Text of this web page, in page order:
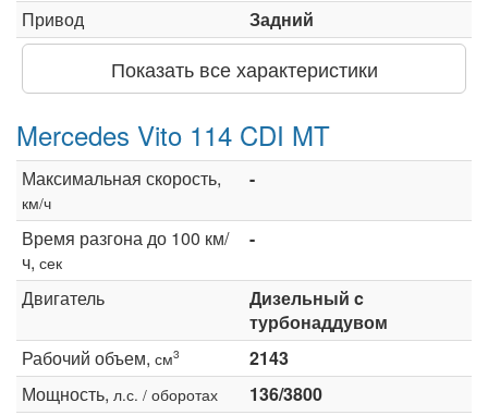
Привод Задний
Показать все характеристики
Mercedes Vito 114 CDI MT
Максимальная скорость,
км/ч
-
Время разгона до 100 км/
ч, сек
-
Двигатель
Дизельный c
турбонаддувом
Рабочий объем, см3
2143
Мощность, л.с. / оборотах
136/3800